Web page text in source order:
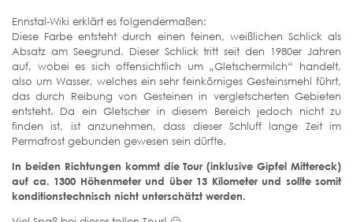
Ennstal-Wiki erklärt es folgendermaßen:
Diese Farbe entsteht durch einen feinen, weißlichen Schlick als
Absatz am Seegrund. Dieser Schlick tritt seit den 1980er Jahren
auf, wobei es sich offensichtlich um „Gletschermilch“ handelt,
also um Wasser, welches ein sehr feinkörniges Gesteinsmehl führt,
das durch Reibung von Gesteinen in vergletscherten Gebieten
entsteht. Da ein Gletscher in diesem Bereich jedoch nicht zu
finden ist, ist anzunehmen, dass dieser Schluff lange Zeit im
Permafrost gebunden gewesen sein dürfte.
In beiden Richtungen kommt die Tour (inklusive Gipfel Mittereck)
auf ca. 1300 Höhenmeter und über 13 Kilometer und sollte somit
konditionstechnisch nicht unterschätzt werden.